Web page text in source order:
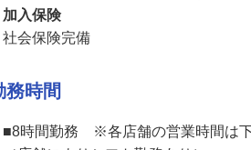
■条件により正社員雇用あり
■受動喫煙対策：敷地内禁煙（喫煙場
社会保険完備
勤務時間